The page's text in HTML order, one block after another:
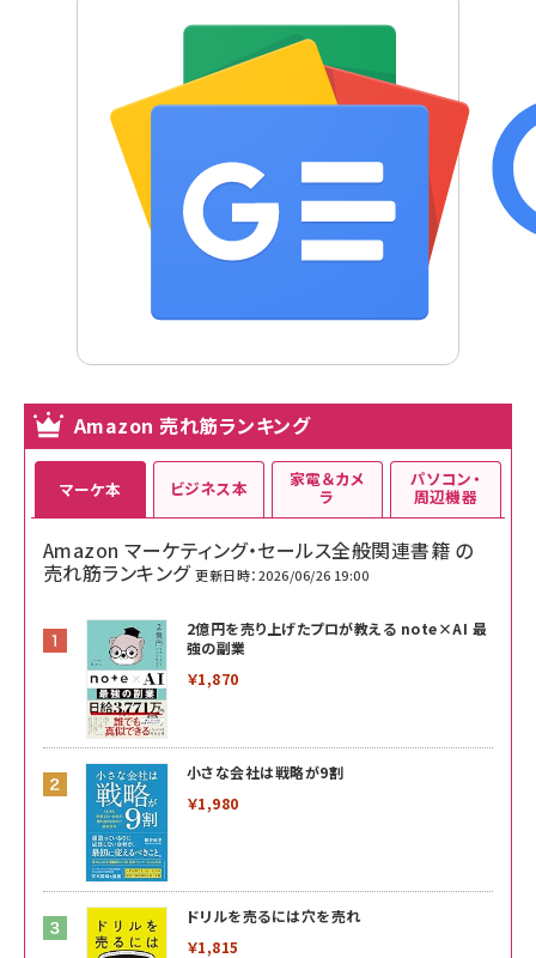
Amazon 売れ筋ランキング
マーケ本
Amazon マーケティング・セールス全般関連書籍 の
売れ筋ランキング 更新日時：2026/06/26 19:00
2億円を売り上げたプロが教える note×AI 最
強の副業
￥1,870
小さな会社は戦略が9割
￥1,980
ドリルを売るには穴を売れ
￥1,815
ビジネス本 家電＆カメ
ラ
パソコン・
周辺機器